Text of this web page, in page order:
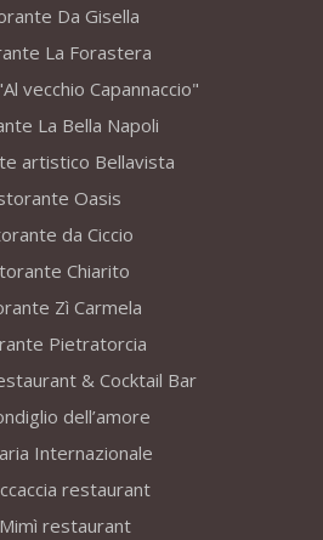
Da Gisella
La Forastera
vecchio Capannaccio"
La Bella Napoli
artistico Bellavista
Oasis
da Ciccio
Chiarito
Zì Carmela
Pietratorcia
& Cocktail Bar
dell’amore
Internazionale
restaurant
restaurant